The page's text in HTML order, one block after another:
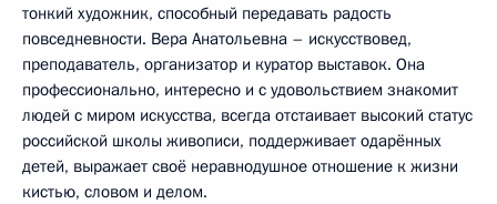
тонкий художник, способный передавать радость
повседневности. Вера Анатольевна – искусствовед,
преподаватель, организатор и куратор выставок. Она
профессионально, интересно и с удовольствием знакомит
людей с миром искусства, всегда отстаивает высокий статус
российской школы живописи, поддерживает одарённых
детей, выражает своё неравнодушное отношение к жизни
кистью, словом и делом.